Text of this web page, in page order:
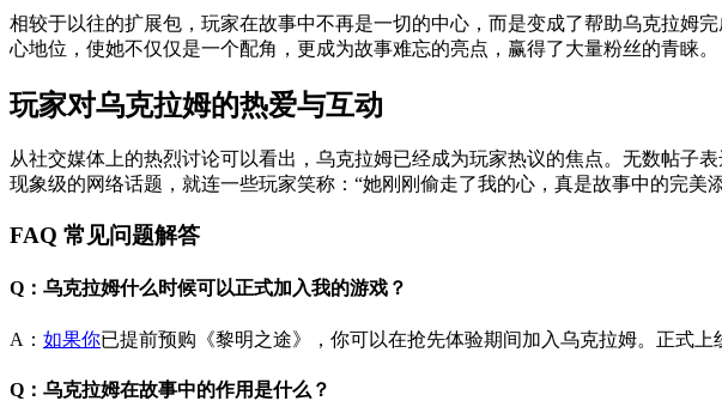
相较于以往的扩展包，玩家在故事中不再是一切的中心，而是变成了帮助乌克拉姆
心地位，使她不仅仅是一个配角，更成为故事难忘的亮点，赢得了大量粉丝的青睐。
玩家对乌克拉姆的热爱与互动
从社交媒体上的热烈讨论可以看出，乌克拉姆已经成为玩家热议的焦点。无数帖子
现象级的网络话题，就连一些玩家笑称：“她刚刚偷走了我的心，真是故事中的完美添
FAQ 常见问题解答
Q：乌克拉姆什么时候可以正式加入我的游戏？
A： 如果你已提前预购《黎明之途》，你可以在抢先体验期间加入乌克拉姆。正式
Q：乌克拉姆在故事中的作用是什么？